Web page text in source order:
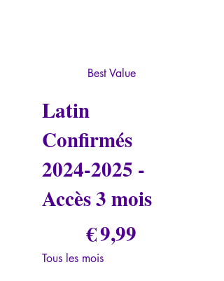
Best Value
Latin
Confirmés
2024-2025 -
Accès 3 mois
€9,99
Tous les mois